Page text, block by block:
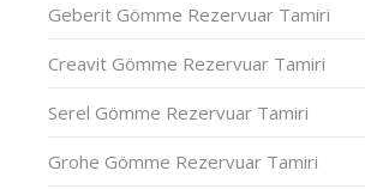
Geberit Gömme Rezervuar Tamiri
Creavit Gömme Rezervuar Tamiri
Serel Gömme Rezervuar Tamiri
Grohe Gömme Rezervuar Tamiri